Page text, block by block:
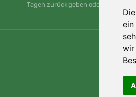
wir
Tagen zurückgeben oder